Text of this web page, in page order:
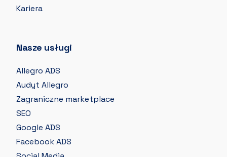
Kariera
Nasze usługi
Allegro ADS
Audyt Allegro
Zagraniczne marketplace
SEO
Google ADS
Facebook ADS